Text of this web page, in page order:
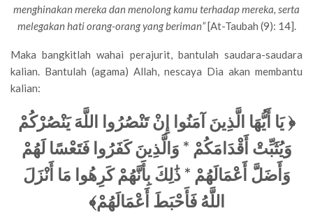
menghinakan mereka dan menolong kamu terhadap mereka, serta
melegakan hati orang-orang yang beriman”[At-Taubah (9): 14].
Maka bangkitlah wahai perajurit, bantulah saudara-saudara
kalian. Bantulah (agama) Allah, nescaya Dia akan membantu
kalian:
﴿يَا أَيُّهَا الَّذِينَ آمَنُوا إِنْ تَنْصُرُوا اللَّهَ يَنْصُرْكُمْ
وَيُثَبِّتْ أَقْدَامَكُمْ * وَالَّذِينَ كَفَرُوا فَتَعْسًا لَهُمْ
وَأَضَلَّ أَعْمَالَهُمْ * ذَٰلِكَ بِأَنَّهُمْ كَرِهُوا مَا أَنْزَلَ
اللَّهُ فَأَحْبَطَ أَعْمَالَهُمْ﴾